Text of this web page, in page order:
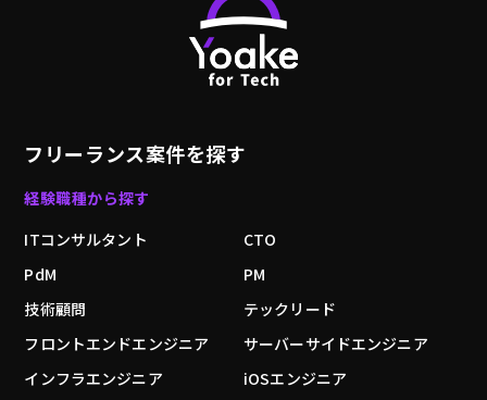
フリーランス案件を探す
経験職種から探す
ITコンサルタント
CTO
PdM
PM
技術顧問
テックリード
フロントエンドエンジニア
サーバーサイドエンジニア
インフラエンジニア
iOSエンジニア